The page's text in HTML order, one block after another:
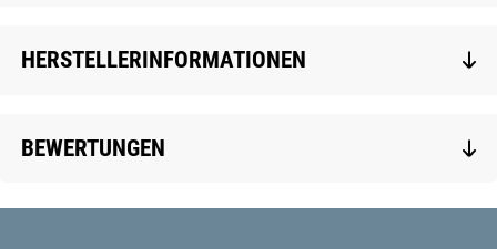
HERSTELLERINFORMATIONEN
BEWERTUNGEN